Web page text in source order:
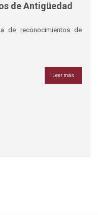
de Antigüedad
de reconocimientos de
Leer más